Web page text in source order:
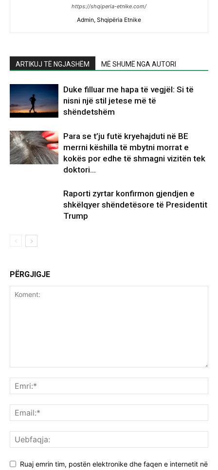
https://shqiperia-etnike.com/
Admin, Shqipëria Etnike
ARTIKUJ TË NGJASHËM MË SHUMË NGA AUTORI
Duke filluar me hapa të vegjël: Si të
nisni një stil jetese më të
shëndetshëm
Para se t’ju futë kryehajduti në BE
merrni këshilla të mbytni morrat e
kokës por edhe të shmagni vizitën tek
doktori…
Raporti zyrtar konfirmon gjendjen e
shkëlqyer shëndetësore të Presidentit
Trump
PËRGJIGJE
Ruaj emrin tim, postën elektronike dhe faqen e internetit në